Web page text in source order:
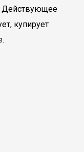
Действующее
купирует